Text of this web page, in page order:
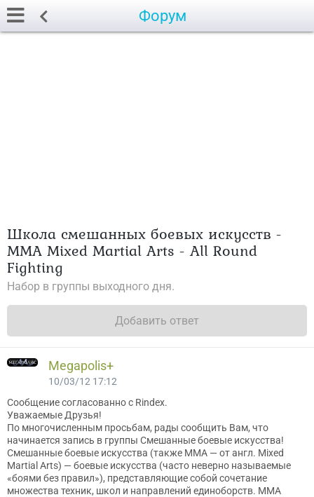
Форум
Школа смешанных боевых искусств -
ММА Mixed Martial Arts - All Round
Fighting
Набор в группы выходного дня.
Добавить ответ
Megapolis+
10/03/12 17:12
Сообщение согласованно с Rindex.
Уважаемые Друзья!
По многочисленным просьбам, рады сообщить Вам, что
начинается запись в группы Смешанные боевые искусства!
Смешанные боевые искусства (также MMA — от англ. Mixed
Martial Arts) — боевые искусства (часто неверно называемые
«боями без правил»), представляющие собой сочетание
множества техник, школ и направлений единоборств. ММА